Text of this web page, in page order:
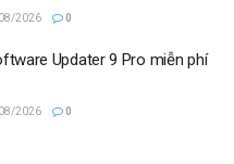
2026 0
Updater 9 Pro miễn phí
2026 0